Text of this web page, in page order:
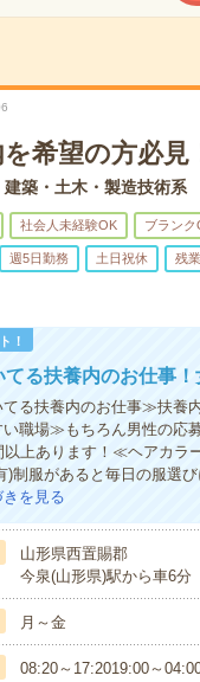
を希望の方必
建築・土木・製造技術系
社会人未経験OK ブランク
週5日勤務 土日祝休 残
！
てる扶養内のお仕事
る扶養内のお仕事≫扶養
い職場≫もちろん男性の応
以上あります！≪ヘアカラ
)制服があると毎日の服選
きを見る
山形県西置賜郡
今泉(山形県)駅から車6分
月～金
08:20～17:2019:00～